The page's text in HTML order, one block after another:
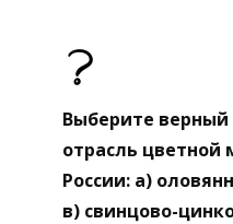
Выберите
отрасль цветной
России: а)
в) свинцово-